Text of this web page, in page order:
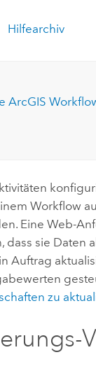
Hilfearchiv
ArcGIS
Workflow
Eine Web-
dass sie Daten
Auftrag
zu